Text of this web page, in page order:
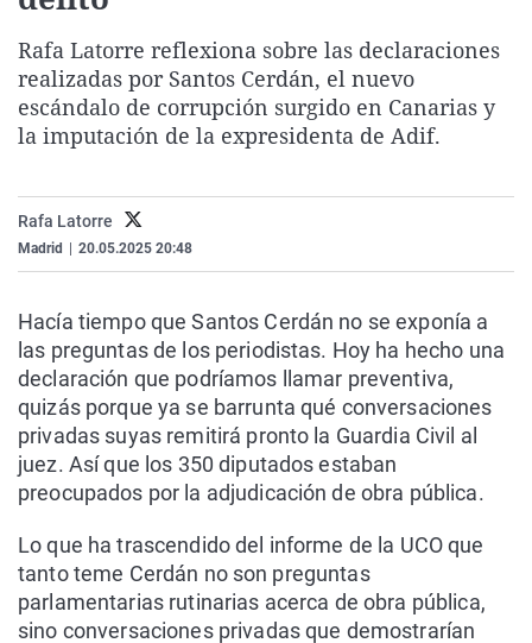
Gente viajera
Como el perro y el
Retornados
Equipo de
Operación Viuda
Galicia
La Rioja
Navarra
Televisión
Elecciones
Rafa Latorre reflexiona sobre las declaraciones
realizadas por Santos Cerdán, el nuevo
escándalo de corrupción surgido en Canarias y
la imputación de la expresidenta de Adif.
Rafa Latorre
Madrid 20.05.2025 20:48
Hacía tiempo que Santos Cerdán no se exponía a
las preguntas de los periodistas. Hoy ha hecho una
declaración que podríamos llamar preventiva,
quizás porque ya se barrunta qué conversaciones
privadas suyas remitirá pronto la Guardia Civil al
juez. Así que los 350 diputados estaban
preocupados por la adjudicación de obra pública.
Lo que ha trascendido del informe de la UCO que
tanto teme Cerdán no son preguntas
parlamentarias rutinarias acerca de obra pública,
sino conversaciones privadas que demostrarían